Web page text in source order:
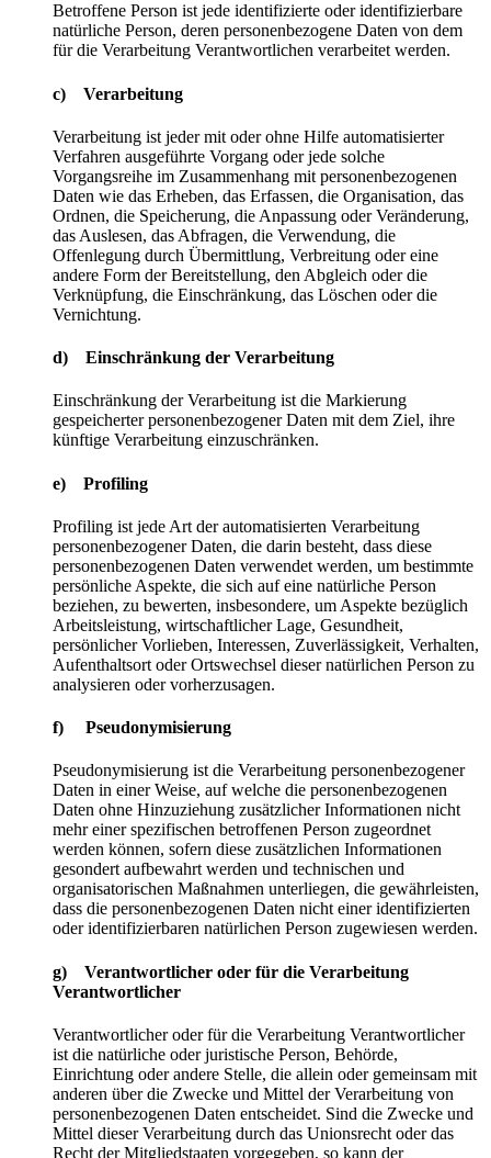
Betroffene Person ist jede identifizierte oder identifizierbare
natürliche Person, deren personenbezogene Daten von dem
für die Verarbeitung Verantwortlichen verarbeitet werden.
c) Verarbeitung
Verarbeitung ist jeder mit oder ohne Hilfe automatisierter
Verfahren ausgeführte Vorgang oder jede solche
Vorgangsreihe im Zusammenhang mit personenbezogenen
Daten wie das Erheben, das Erfassen, die Organisation, das
Ordnen, die Speicherung, die Anpassung oder Veränderung,
das Auslesen, das Abfragen, die Verwendung, die
Offenlegung durch Übermittlung, Verbreitung oder eine
andere Form der Bereitstellung, den Abgleich oder die
Verknüpfung, die Einschränkung, das Löschen oder die
Vernichtung.
d) Einschränkung der Verarbeitung
Einschränkung der Verarbeitung ist die Markierung
gespeicherter personenbezogener Daten mit dem Ziel, ihre
künftige Verarbeitung einzuschränken.
e) Profiling
Profiling ist jede Art der automatisierten Verarbeitung
personenbezogener Daten, die darin besteht, dass diese
personenbezogenen Daten verwendet werden, um bestimmte
persönliche Aspekte, die sich auf eine natürliche Person
beziehen, zu bewerten, insbesondere, um Aspekte bezüglich
Arbeitsleistung, wirtschaftlicher Lage, Gesundheit,
persönlicher Vorlieben, Interessen, Zuverlässigkeit, Verhalten,
Aufenthaltsort oder Ortswechsel dieser natürlichen Person zu
analysieren oder vorherzusagen.
f) Pseudonymisierung
Pseudonymisierung ist die Verarbeitung personenbezogener
Daten in einer Weise, auf welche die personenbezogenen
Daten ohne Hinzuziehung zusätzlicher Informationen nicht
mehr einer spezifischen betroffenen Person zugeordnet
werden können, sofern diese zusätzlichen Informationen
gesondert aufbewahrt werden und technischen und
organisatorischen Maßnahmen unterliegen, die gewährleisten,
dass die personenbezogenen Daten nicht einer identifizierten
oder identifizierbaren natürlichen Person zugewiesen werden.
g) Verantwortlicher oder für die Verarbeitung
Verantwortlicher
Verantwortlicher oder für die Verarbeitung Verantwortlicher
ist die natürliche oder juristische Person, Behörde,
Einrichtung oder andere Stelle, die allein oder gemeinsam mit
anderen über die Zwecke und Mittel der Verarbeitung von
personenbezogenen Daten entscheidet. Sind die Zwecke und
Mittel dieser Verarbeitung durch das Unionsrecht oder das
Recht der Mitgliedstaaten vorgegeben, so kann der